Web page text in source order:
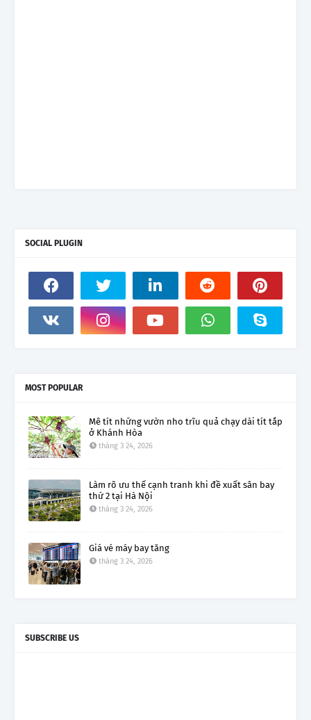
SOCIAL PLUGIN
MOST POPULAR
Mê tít những vườn nho trĩu quả chạy dài tít tắp
ở Khánh Hòa
tháng 3 24, 2026
Làm rõ ưu thế cạnh tranh khi đề xuất sân bay
thứ 2 tại Hà Nội
tháng 3 24, 2026
Giá vé máy bay tăng
tháng 3 24, 2026
SUBSCRIBE US